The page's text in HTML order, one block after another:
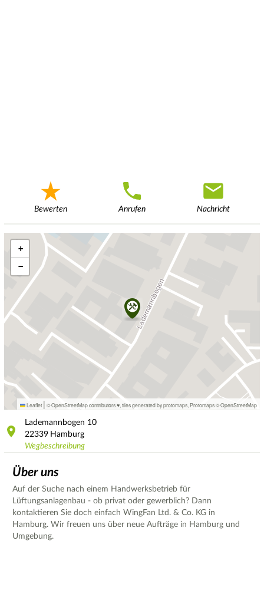
Bewerten Anrufen Nachricht
+
−
Leaflet | © OpenStreetMap contributors ♥, tiles generated by protomaps Protomaps©OpenStreetMap
Lademannbogen 10
22339 Hamburg
Wegbeschreibung
Über uns
Auf der Suche nach einem Handwerksbetrieb für
Lüftungsanlagenbau - ob privat oder gewerblich? Dann
kontaktieren Sie doch einfach WingFan Ltd. & Co. KG in
Hamburg. Wir freuen uns über neue Aufträge in Hamburg und
Umgebung.